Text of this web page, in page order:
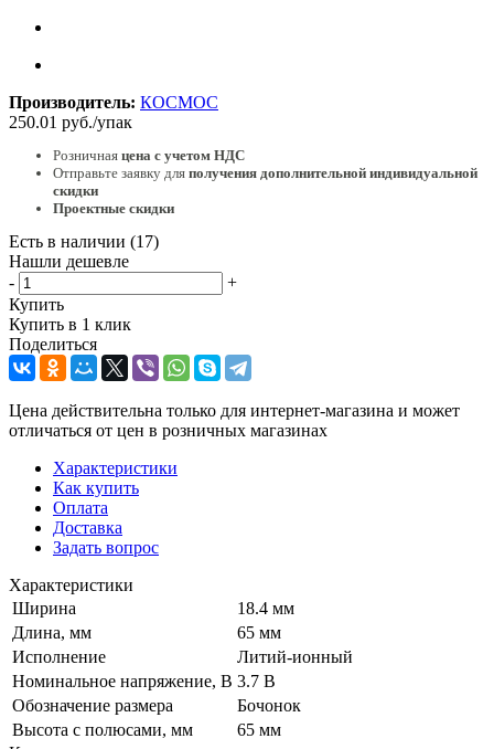
Производитель: КОСМОС
250.01 руб./упак
Розничная цена с учетом НДС
Отправьте заявку для получения дополнительной индивидуальной
скидки
Проектные скидки
Есть в наличии (17)
Нашли дешевле
-
+
Купить
Купить в 1 клик
Поделиться
Цена действительна только для интернет-магазина и может
отличаться от цен в розничных магазинах
Характеристики
Как купить
Оплата
Доставка
Задать вопрос
Характеристики
Ширина
18.4 мм
Длина, мм
65 мм
Исполнение
Литий-ионный
Номинальное напряжение, В 3.7 В
Обозначение размера
Бочонок
Высота с полюсами, мм
65 мм